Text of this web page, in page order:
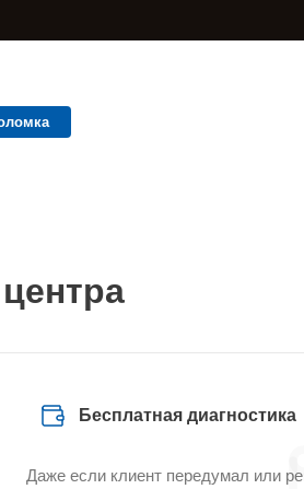
Бесплатная диагностика
Даже если клиент передумал или